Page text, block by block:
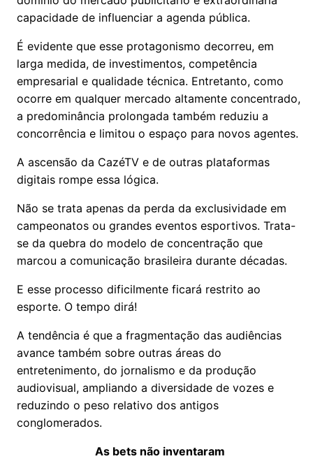
capacidade de influenciar a agenda pública.
É evidente que esse protagonismo decorreu, em
larga medida, de investimentos, competência
empresarial e qualidade técnica. Entretanto, como
ocorre em qualquer mercado altamente concentrado,
a predominância prolongada também reduziu a
concorrência e limitou o espaço para novos agentes.
A ascensão da CazéTV e de outras plataformas
digitais rompe essa lógica.
Não se trata apenas da perda da exclusividade em
campeonatos ou grandes eventos esportivos. Trata-
se da quebra do modelo de concentração que
marcou a comunicação brasileira durante décadas.
E esse processo dificilmente ficará restrito ao
esporte. O tempo dirá!
A tendência é que a fragmentação das audiências
avance também sobre outras áreas do
entretenimento, do jornalismo e da produção
audiovisual, ampliando a diversidade de vozes e
reduzindo o peso relativo dos antigos
conglomerados.
As bets não inventaram